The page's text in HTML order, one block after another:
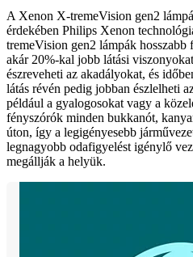
A Xenon X-tremeVision gen2
érdekében Philips Xenon
tremeVision gen2 lámpák hosszabb
akár 20%-kal jobb látási
észreveheti az akadályokat, és
látás révén pedig jobban észlelheti
például a gyalogosokat vagy a
fényszórók minden bukkanót,
úton, így a legigényesebb
legnagyobb odafigyelést igénylő
megállják a helyük.